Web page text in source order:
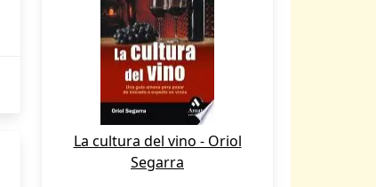
La cultura del vino - Oriol
Segarra